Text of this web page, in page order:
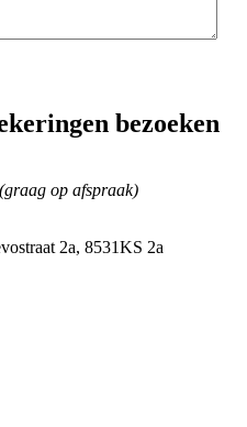
bezoeken
(graag op afspraak)
2a, 8531KS 2a